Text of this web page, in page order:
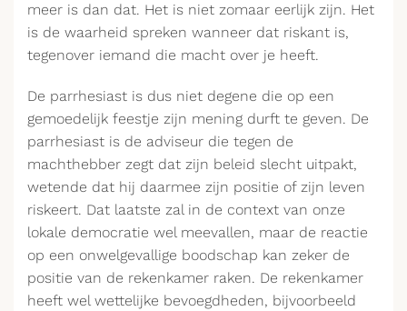
meer is dan dat. Het is niet zomaar eerlijk zijn. Het
is de waarheid spreken wanneer dat riskant is,
tegenover iemand die macht over je heeft.
De parrhesiast is dus niet degene die op een
gemoedelijk feestje zijn mening durft te geven. De
parrhesiast is de adviseur die tegen de
machthebber zegt dat zijn beleid slecht uitpakt,
wetende dat hij daarmee zijn positie of zijn leven
riskeert. Dat laatste zal in de context van onze
lokale democratie wel meevallen, maar de reactie
op een onwelgevallige boodschap kan zeker de
positie van de rekenkamer raken. De rekenkamer
heeft wel wettelijke bevoegdheden, bijvoorbeeld